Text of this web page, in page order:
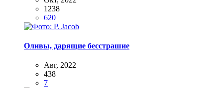
1238
620
Оливы, дарящие бесстрашие
Авг, 2022
438
7